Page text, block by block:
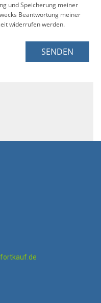
und Speicherung meiner
Beantwortung meiner
widerrufen werden.
SENDEN